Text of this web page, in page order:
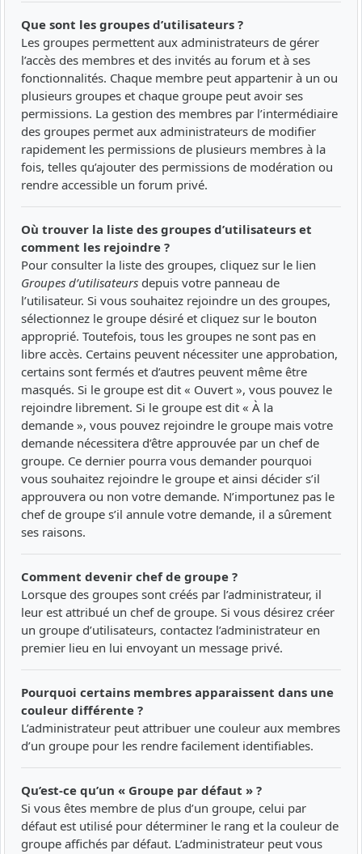
Que sont les groupes d’utilisateurs ?
Les groupes permettent aux administrateurs de gérer
l’accès des membres et des invités au forum et à ses
fonctionnalités. Chaque membre peut appartenir à un ou
plusieurs groupes et chaque groupe peut avoir ses
permissions. La gestion des membres par l’intermédiaire
des groupes permet aux administrateurs de modifier
rapidement les permissions de plusieurs membres à la
fois, telles qu’ajouter des permissions de modération ou
rendre accessible un forum privé.
Où trouver la liste des groupes d’utilisateurs et
comment les rejoindre ?
Pour consulter la liste des groupes, cliquez sur le lien
Groupes d’utilisateurs depuis votre panneau de
l’utilisateur. Si vous souhaitez rejoindre un des groupes,
sélectionnez le groupe désiré et cliquez sur le bouton
approprié. Toutefois, tous les groupes ne sont pas en
libre accès. Certains peuvent nécessiter une approbation,
certains sont fermés et d’autres peuvent même être
masqués. Si le groupe est dit « Ouvert », vous pouvez le
rejoindre librement. Si le groupe est dit « À la
demande », vous pouvez rejoindre le groupe mais votre
demande nécessitera d’être approuvée par un chef de
groupe. Ce dernier pourra vous demander pourquoi
vous souhaitez rejoindre le groupe et ainsi décider s’il
approuvera ou non votre demande. N’importunez pas le
chef de groupe s’il annule votre demande, il a sûrement
ses raisons.
Comment devenir chef de groupe ?
Lorsque des groupes sont créés par l’administrateur, il
leur est attribué un chef de groupe. Si vous désirez créer
un groupe d’utilisateurs, contactez l’administrateur en
premier lieu en lui envoyant un message privé.
Pourquoi certains membres apparaissent dans une
couleur différente ?
L’administrateur peut attribuer une couleur aux membres
d’un groupe pour les rendre facilement identifiables.
Qu’est-ce qu’un « Groupe par défaut » ?
Si vous êtes membre de plus d’un groupe, celui par
défaut est utilisé pour déterminer le rang et la couleur de
groupe affichés par défaut. L’administrateur peut vous